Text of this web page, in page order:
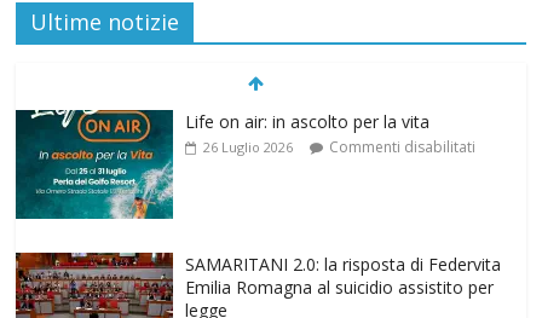
Ultime notizie
Life on air: in ascolto per la vita
legge
25 Luglio 2026 Commenti disabilitati